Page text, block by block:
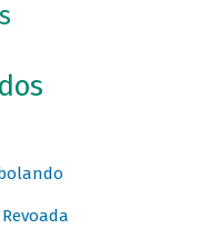
Revoada